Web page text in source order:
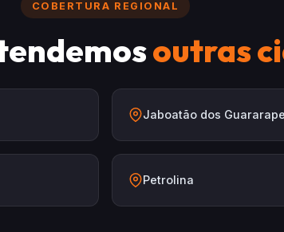
COBERTURA REGIONAL
outras
Jaboatão dos
Petrolina